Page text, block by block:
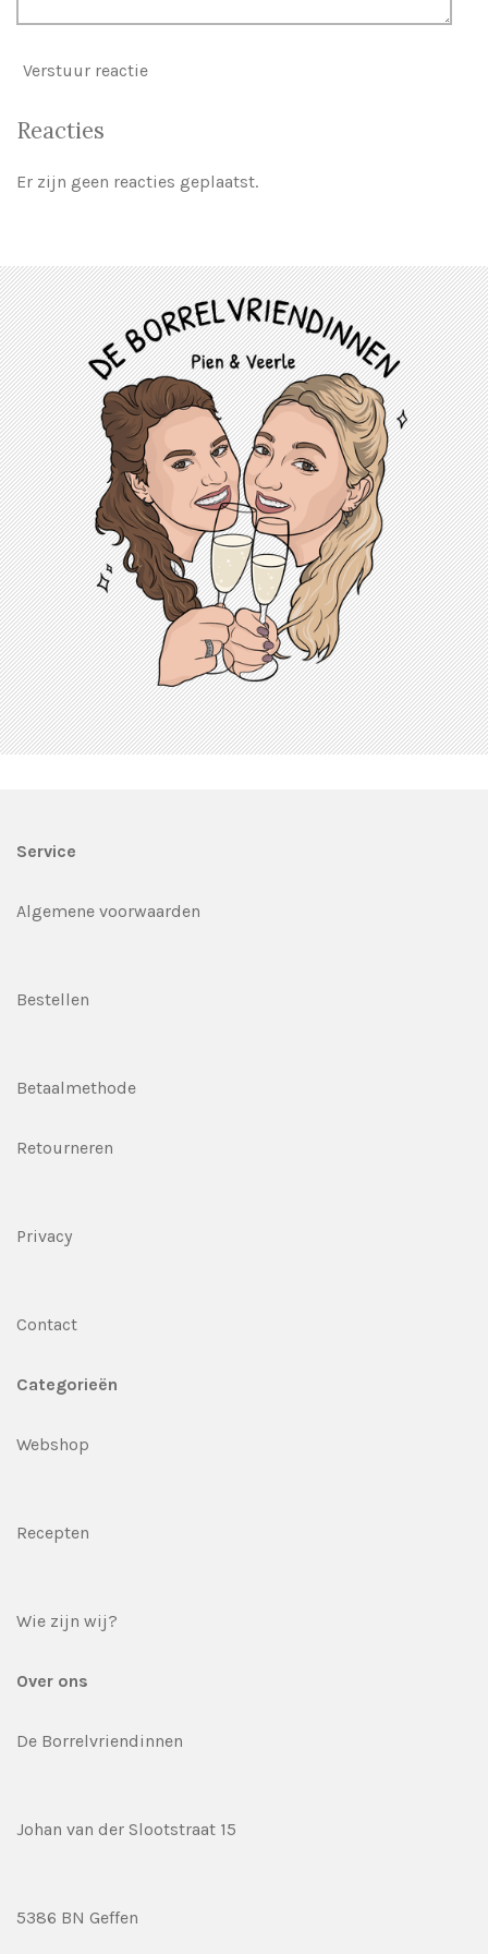
Verstuur reactie
Reacties
Er zijn geen reacties geplaatst.
Service
Algemene voorwaarden
Bestellen
Betaalmethode
Retourneren
Privacy
Contact
Categorieën
Webshop
Recepten
Wie zijn wij?
Over ons
De Borrelvriendinnen
Johan van der Slootstraat 15
5386 BN Geffen